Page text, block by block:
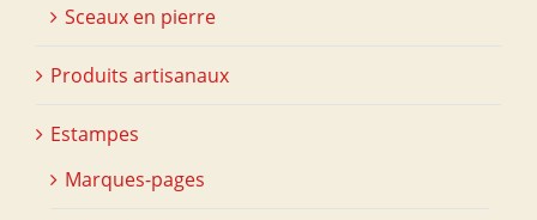
Sceaux en pierre
Produits artisanaux
Estampes
Marques-pages